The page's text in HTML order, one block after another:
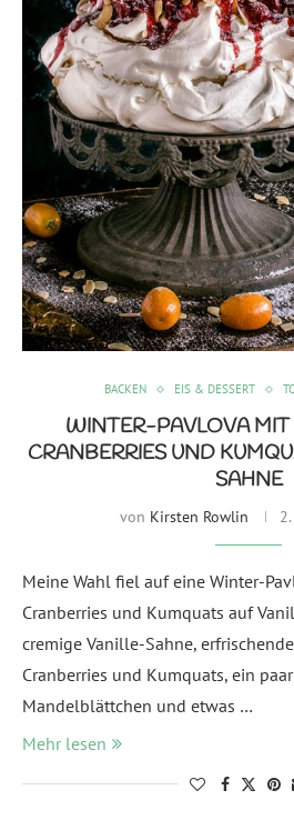
BACKEN EIS & DESSERT
WINTER-PAVLOVA
CRANBERRIES UND
SAHNE
von Kirsten Rowlin
Meine Wahl fiel auf eine Winter-
Cranberries und Kumquats auf
cremige Vanille-Sahne,
Cranberries und Kumquats, ein
Mandelblättchen und etwas …
Mehr lesen